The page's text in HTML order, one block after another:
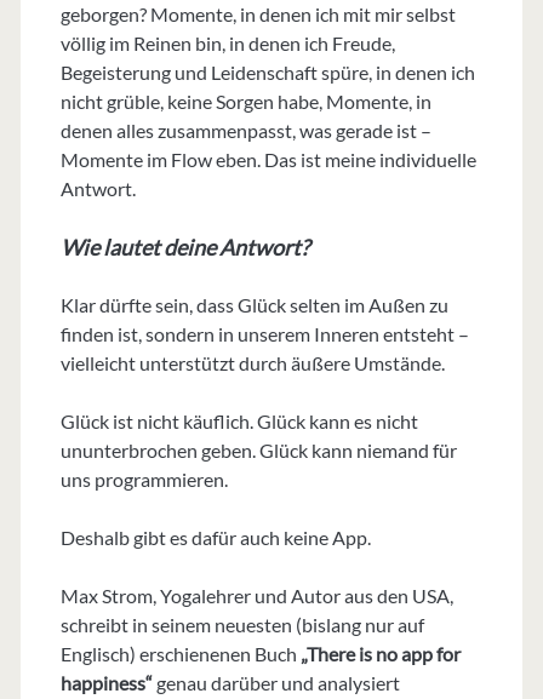
geborgen? Momente, in denen ich mit mir selbst
völlig im Reinen bin, in denen ich Freude,
Begeisterung und Leidenschaft spüre, in denen ich
nicht grüble, keine Sorgen habe, Momente, in
denen alles zusammenpasst, was gerade ist –
Momente im Flow eben. Das ist meine individuelle
Antwort.
Wie lautet deine Antwort?
Klar dürfte sein, dass Glück selten im Außen zu
finden ist, sondern in unserem Inneren entsteht –
vielleicht unterstützt durch äußere Umstände.
Glück ist nicht käuflich. Glück kann es nicht
ununterbrochen geben. Glück kann niemand für
uns programmieren.
Deshalb gibt es dafür auch keine App.
Max Strom, Yogalehrer und Autor aus den USA,
schreibt in seinem neuesten (bislang nur auf
Englisch) erschienenen Buch „There is no app for
happiness“genau darüber und analysiert